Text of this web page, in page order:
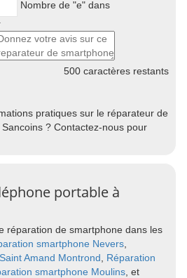
Nombre de "e" dans
500 caractères restants
pratiques sur le réparateur de
? Contactez-nous pour
portable à
réparation de smartphone dans les
smartphone Nevers
Amand Montrond
Réparation
smartphone Moulins , et